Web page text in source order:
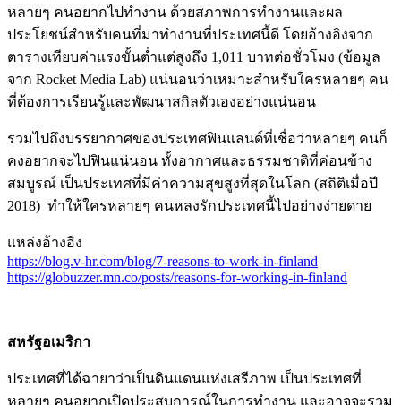
หลายๆ คนอยากไปทำงาน ด้วยสภาพการทำงานและผล
ประโยชน์สำหรับคนที่มาทำงานที่ประเทศนี้ดี โดยอ้างอิงจาก
ตารางเทียบค่าแรงขั้นต่ำแต่สูงถึง 1,011 บาทต่อชั่วโมง (ข้อมูล
จาก Rocket Media Lab) แน่นอนว่าเหมาะสำหรับใครหลายๆ คน
ที่ต้องการเรียนรู้และพัฒนาสกิลตัวเองอย่างแน่นอน
รวมไปถึงบรรยากาศของประเทศฟินแลนด์ที่เชื่อว่าหลายๆ คนก็
คงอยากจะไปฟินแน่นอน ทั้งอากาศและธรรมชาติที่ค่อนข้าง
สมบูรณ์ เป็นประเทศที่มีค่าความสุขสูงที่สุดในโลก (สถิติเมื่อปี
2018) ทำให้ใครหลายๆ คนหลงรักประเทศนี้ไปอย่างง่ายดาย
แหล่งอ้างอิง
https://blog.v-hr.com/blog/7-reasons-to-work-in-finland
https://globuzzer.mn.co/posts/reasons-for-working-in-finland
สหรัฐอเมริกา
ประเทศที่ได้ฉายาว่าเป็นดินแดนแห่งเสรีภาพ เป็นประเทศที่
หลายๆ คนอยากเปิดประสบการณ์ในการทำงาน และอาจจะรวม